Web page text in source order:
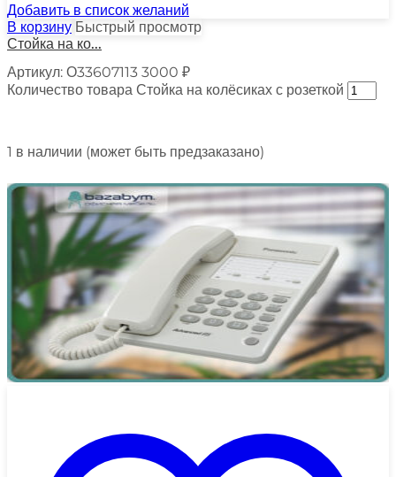
Добавить в список желаний
В корзину Быстрый просмотр
Стойка на ко...
Артикул: О33607113 3000 ₽
Количество товара Стойка на колёсиках с розеткой
1 в наличии (может быть предзаказано)